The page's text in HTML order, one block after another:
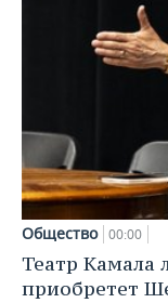
Общество 00:00
Театр Камала
приобретет